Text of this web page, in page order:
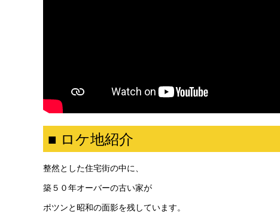
■ ロケ地紹介
整然とした住宅街の中に、
築５０年オーバーの古い家が
ポツンと昭和の面影を残しています。